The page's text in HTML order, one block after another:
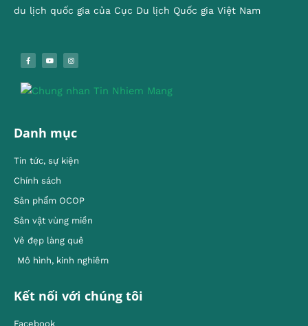
du lịch quốc gia của Cục Du lịch Quốc gia Việt Nam
Danh mục
Tin tức, sự kiện
Chính sách
Sản phẩm OCOP
Sản vật vùng miền
Vẻ đẹp làng quê
Mô hình, kinh nghiêm
Kết nối với chúng tôi
Facebook